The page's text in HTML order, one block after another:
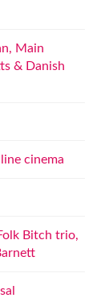
Main
& Danish
cinema
Bitch trio,